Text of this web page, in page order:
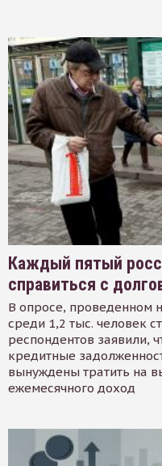
Каждый пятый
справиться с
В опросе, проведенном
среди 1,2 тыс. человек
респондентов заявили,
кредитные
вынуждены тратить на
ежемесячного доход